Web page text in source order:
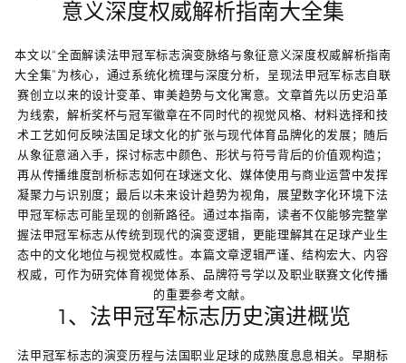
意义深度权威解析指南大全集
本文以“全面解读法甲冠军标志演变脉络与象征意义深度权威解析指南
大全集”为核心，通过系统化梳理与深度分析，呈现法甲冠军标志自联
赛创立以来的设计变革、审美趋势与文化寓意。文章首先以历史沿革
为线索，解析奖杯与冠军徽章在不同时代的视觉风格、材料选择和技
术工艺如何反映法国足球文化的扩张与现代体育品牌化的发展；随后
从象征意涵入手，探讨标志中颜色、形状与符号背后的价值观构造；
再从传播维度剖析标志如何在球迷文化、媒体使用与商业运营中发挥
凝聚力与识别度；最后以未来设计趋势为视角，展望数字化环境下法
甲冠军标志可能呈现的创新路径。通过本指南，读者不仅能够完整掌
握法甲冠军标志从传统到现代的演变逻辑，更能理解其在足球产业生
态中的文化地位与视觉权威性。本篇文章逻辑严谨、结构宏大、内容
权威，可作为研究体育视觉体系、品牌符号学以及职业联赛文化传播
的重要参考文献。
1、法甲冠军标志历史演进概览
法甲冠军标志的演变历程与法国职业足球的成熟度息息相关。早期标